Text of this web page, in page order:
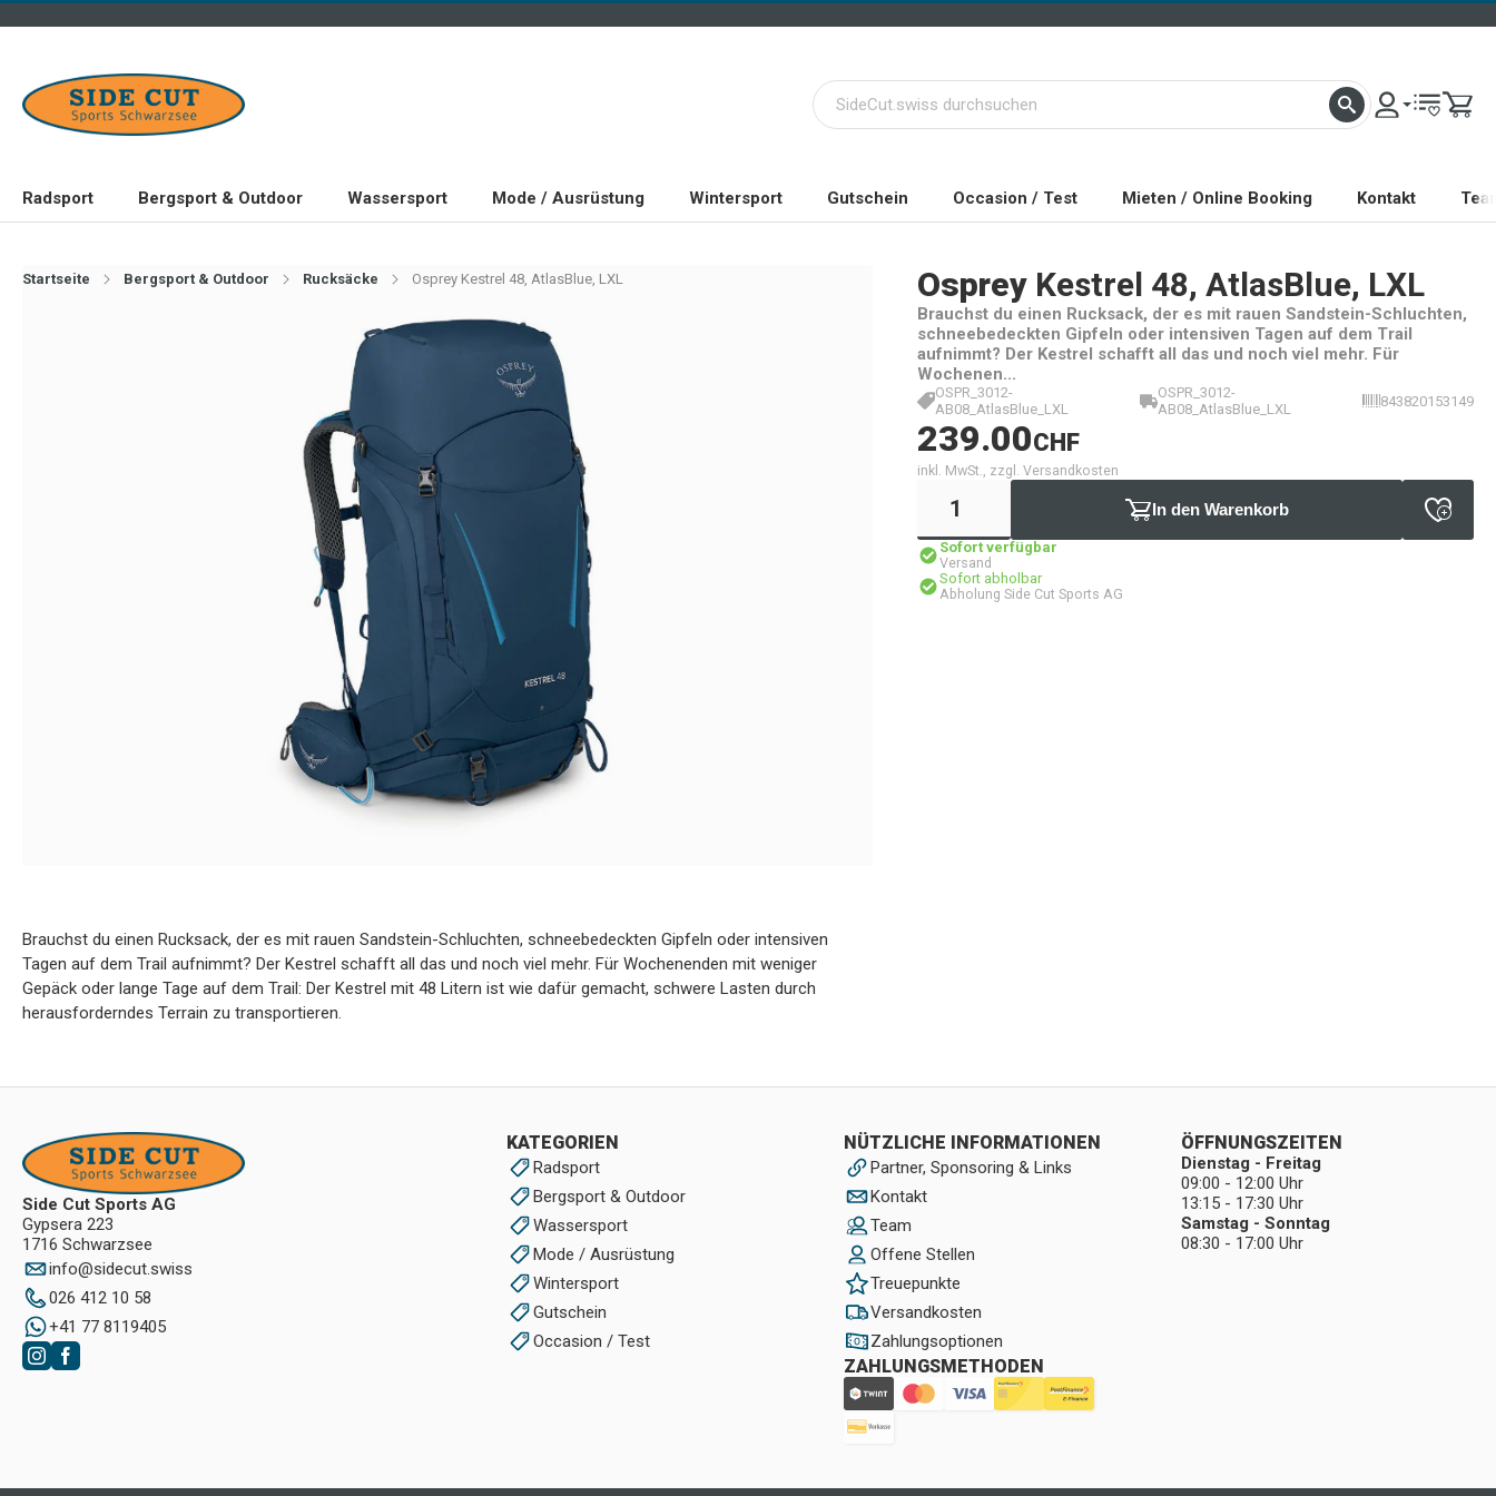
Radsport Bergsport & Outdoor Wassersport Mode / Ausrüstung Wintersport Gutschein Occasion / Test Mieten / Online Booking Kontakt
Startseite Bergsport & Outdoor Rucksäcke Osprey Kestrel 48, AtlasBlue, LXL Osprey Kestrel 48, AtlasBlue, LXL
Brauchst du einen Rucksack, der es mit rauen Sandstein-Schluchten,
schneebedeckten Gipfeln oder intensiven Tagen auf dem Trail
aufnimmt? Der Kestrel schafft all das und noch viel mehr. Für
Wochenen...
OSPR_3012-
AB08_AtlasBlue_LXL
OSPR_3012-
AB08_AtlasBlue_LXL
843820153149
239.00CHF
inkl. MwSt., zzgl. Versandkosten
In den Warenkorb
Sofort verfügbar
Versand
Sofort abholbar
Abholung Side Cut Sports AG
Brauchst du einen Rucksack, der es mit rauen Sandstein-Schluchten, schneebedeckten Gipfeln oder intensiven
Tagen auf dem Trail aufnimmt? Der Kestrel schafft all das und noch viel mehr. Für Wochenenden mit weniger
Gepäck oder lange Tage auf dem Trail: Der Kestrel mit 48 Litern ist wie dafür gemacht, schwere Lasten durch
herausforderndes Terrain zu transportieren.
Side Cut Sports AG
Gypsera 223
1716 Schwarzsee
info@sidecut.swiss
026 412 10 58
+41 77 8119405
KATEGORIEN
Radsport
Bergsport & Outdoor
Wassersport
Mode / Ausrüstung
Wintersport
Gutschein
Occasion / Test
NÜTZLICHE INFORMATIONEN
Partner, Sponsoring & Links
Kontakt
Team
Offene Stellen
Treuepunkte
Versandkosten
Zahlungsoptionen
ZAHLUNGSMETHODEN
ÖFFNUNGSZEITEN
Dienstag - Freitag
09:00 - 12:00 Uhr
13:15 - 17:30 Uhr
Samstag - Sonntag
08:30 - 17:00 Uhr